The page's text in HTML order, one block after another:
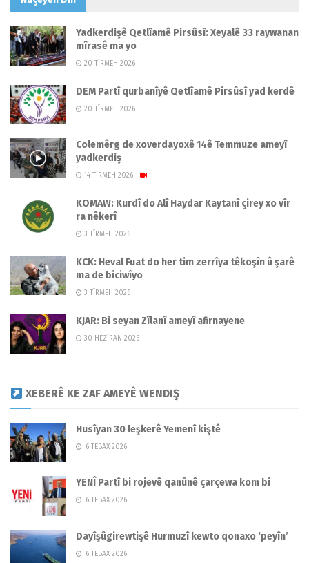
Yadkerdişê Qetlîamê Pirsûsî: Xeyalê 33 raywanan
mîrasê ma yo
20 TÎRMEH 2026
DEM Partî qurbanîyê Qetlîamê Pirsûsî yad kerdê
20 TÎRMEH 2026
Colemêrg de xoverdayoxê 14ê Temmuze ameyî
yadkerdiş
14 TÎRMEH 2026
KOMAW: Kurdî do Alî Haydar Kaytanî çirey xo vîr
ra nêkerî
3 TÎRMEH 2026
KCK: Heval Fuat do her tim zerrîya têkoşîn û şarê
ma de biciwîyo
3 TÎRMEH 2026
KJAR: Bi seyan Zîlanî ameyî afirnayene
30 HEZÎRAN 2026
XEBERÊ KE ZAF AMEYÊ WENDIŞ
Husîyan 30 leşkerê Yemenî kiştê
6 TEBAX 2026
YENÎ Partî bi rojevê qanûnê çarçewa kom bi
6 TEBAX 2026
Dayîşûgirewtişê Hurmuzî kewto qonaxo ‘peyîn’
6 TEBAX 2026